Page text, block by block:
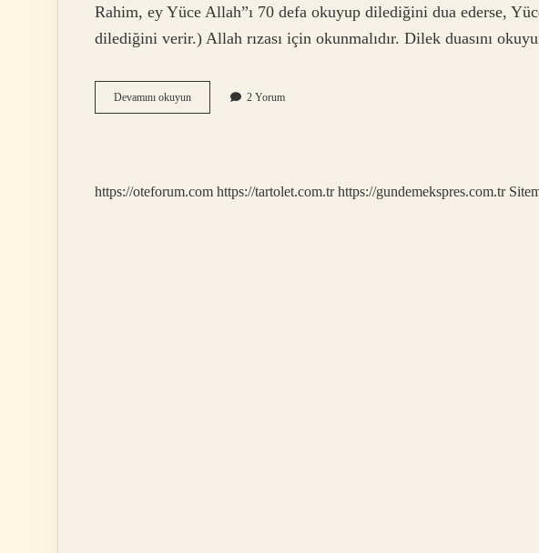
Rahim, ey Yüce Allah”ı 70 defa okuyup dilediğini dua ederse,
dilediğini verir.) Allah rızası için okunmalıdır. Dilek duasını
Devamını okuyunİStediğimiz
Duanın
Yapmalıyız
2 Yorum
https://oteforum.com https://tartolet.com.tr https://gundemekspres.com.tr